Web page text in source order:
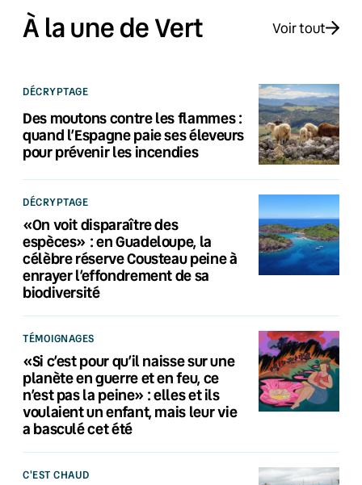
À la une de Vert Voir tout
DÉCRYPTAGE
Des moutons contre les flammes :
quand l’Espagne paie ses éleveurs
pour prévenir les incendies
DÉCRYPTAGE
«On voit disparaître des
espèces» : en Guadeloupe, la
célèbre réserve Cousteau peine à
enrayer l’effondrement de sa
biodiversité
TÉMOIGNAGES
«Si c’est pour qu’il naisse sur une
planète en guerre et en feu, ce
n’est pas la peine» : elles et ils
voulaient un enfant, mais leur vie
a basculé cet été
C'EST CHAUD